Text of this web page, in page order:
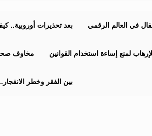
بعد تحذيرات أوروبية.. كيف في العالم الرقمي
مخاوف لمنع إساءة استخدام القوانين
بين الفقر وخطر